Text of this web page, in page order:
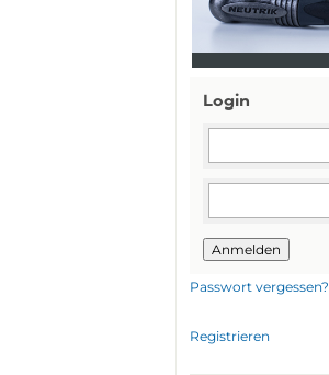
Login
Anmelden
Passwort vergessen?
Registrieren